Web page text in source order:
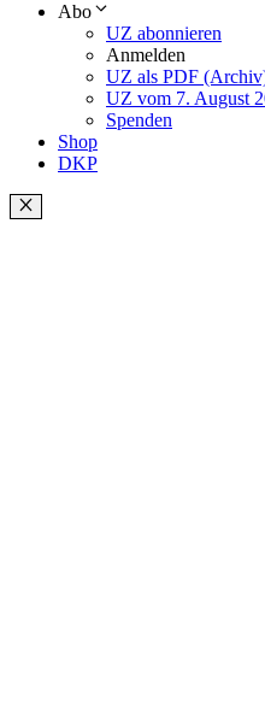
Abo
UZ abonnieren
Anmelden
UZ als PDF
UZ vom 7. August
Spenden
Shop
DKP
Schließen